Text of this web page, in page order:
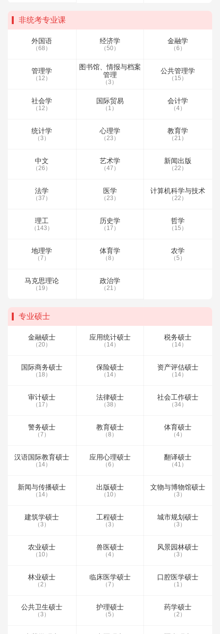
非统考专业课
外国语
（68）
经济学
（50）
金融学
（6）
管理学
（12）
图书馆、情报与档案
管理
（3）
公共管理学
（15）
社会学
（12）
国际贸易
（1）
会计学
（4）
统计学
（3）
心理学
（23）
教育学
（21）
中文
（26）
艺术学
（47）
新闻出版
（22）
法学
（37）
医学
（23）
计算机科学与技术
（22）
理工
（143）
历史学
（17）
哲学
（15）
地理学
（7）
体育学
（8）
农学
（5）
马克思理论
（19）
政治学
（21）
专业硕士
金融硕士
（20）
应用统计硕士
（14）
税务硕士
（14）
国际商务硕士
（18）
保险硕士
（14）
资产评估硕士
（14）
审计硕士
（17）
法律硕士
（38）
社会工作硕士
（34）
警务硕士
（7）
教育硕士
（8）
体育硕士
（4）
汉语国际教育硕士
（14）
应用心理硕士
（6）
翻译硕士
（41）
新闻与传播硕士
（14）
出版硕士
（10）
文物与博物馆硕士
（3）
建筑学硕士
（3）
工程硕士
（3）
城市规划硕士
（3）
农业硕士
（10）
兽医硕士
（4）
风景园林硕士
（3）
林业硕士
（2）
临床医学硕士
（7）
口腔医学硕士
（1）
公共卫生硕士
（3）
护理硕士
（5）
药学硕士
（2）